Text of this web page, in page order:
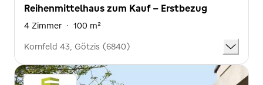
Reihenmittelhaus zum Kauf - Erstbezug
4 Zimmer · 100 m²
Kornfeld 43, Götzis (6840)